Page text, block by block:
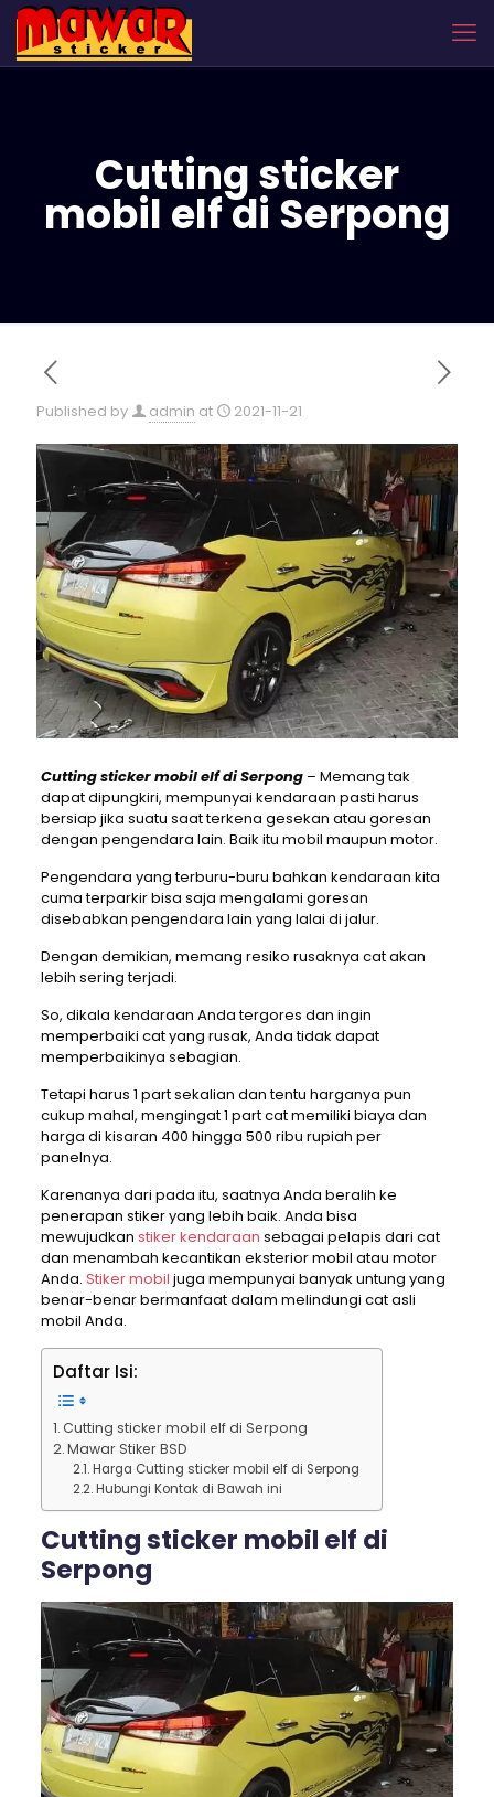
Cutting sticker
mobil elf di Serpong
Published by admin at 2021-11-21
Cutting sticker mobil elf di Serpong– Memang tak
dapat dipungkiri, mempunyai kendaraan pasti harus
bersiap jika suatu saat terkena gesekan atau goresan
dengan pengendara lain. Baik itu mobil maupun motor.
Pengendara yang terburu-buru bahkan kendaraan kita
cuma terparkir bisa saja mengalami goresan
disebabkan pengendara lain yang lalai di jalur.
Dengan demikian, memang resiko rusaknya cat akan
lebih sering terjadi.
So, dikala kendaraan Anda tergores dan ingin
memperbaiki cat yang rusak, Anda tidak dapat
memperbaikinya sebagian.
Tetapi harus 1 part sekalian dan tentu harganya pun
cukup mahal, mengingat 1 part cat memiliki biaya dan
harga di kisaran 400 hingga 500 ribu rupiah per
panelnya.
Karenanya dari pada itu, saatnya Anda beralih ke
penerapan stiker yang lebih baik. Anda bisa
mewujudkan stiker kendaraan sebagai pelapis dari cat
dan menambah kecantikan eksterior mobil atau motor
Anda. Stiker mobil juga mempunyai banyak untung yang
benar-benar bermanfaat dalam melindungi cat asli
mobil Anda.
Daftar Isi:
Cutting sticker mobil elf di Serpong
Mawar Stiker BSD
Harga Cutting sticker mobil elf di Serpong
Hubungi Kontak di Bawah ini
Cutting sticker mobil elf di
Serpong